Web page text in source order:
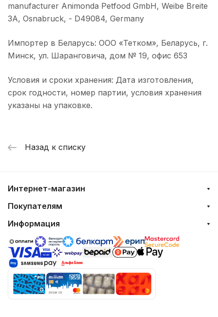
manufacturer Animonda Petfood GmbH, Weibe Breite
3A, Osnabruck, - D49084, Germany
Импортер в Беларусь: ООО «Тетком», Беларусь, г.
Минск, ул. Шаранговича, дом № 19, офис 653
Условия и сроки хранения: Дата изготовления,
срок годности, номер партии, условия хранения
указаны на упаковке.
Назад к списку
Интернет-магазин
Покупателям
Информация